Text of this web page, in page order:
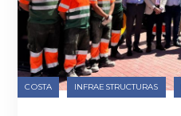
COSTA INFRAESTRUCTURAS